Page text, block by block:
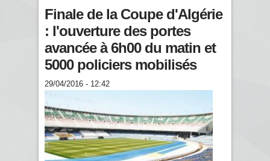
Finale de la Coupe d'Algérie
: l'ouverture des portes
avancée à 6h00 du matin et
5000 policiers mobilisés
29/04/2016 - 12:42